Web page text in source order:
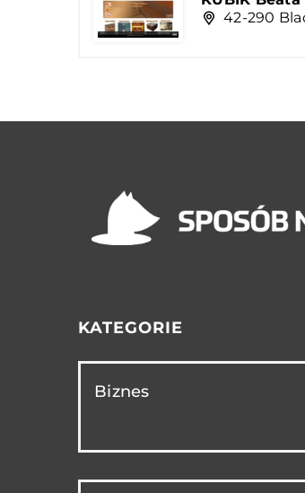
42-290
KATEGORIE
Biznes